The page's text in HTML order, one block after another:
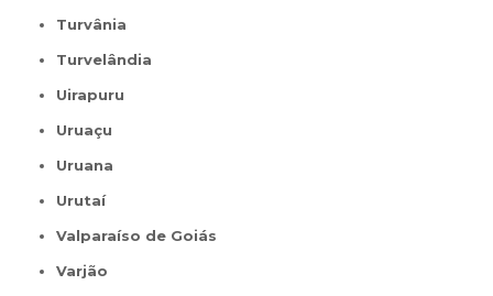
Turvânia
Turvelândia
Uirapuru
Uruaçu
Uruana
Urutaí
Valparaíso de Goiás
Varjão